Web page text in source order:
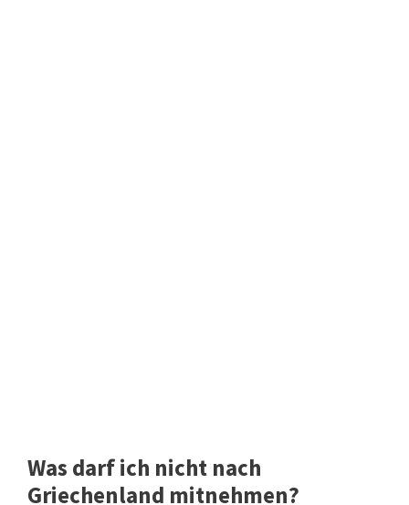
Was darf ich nicht nach
Griechenland mitnehmen?